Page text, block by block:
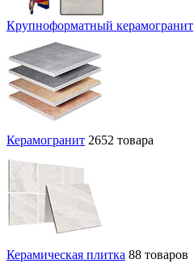
Крупноформатный керамогранит
Керамогранит 2652 товара
Керамическая плитка 88 товаров